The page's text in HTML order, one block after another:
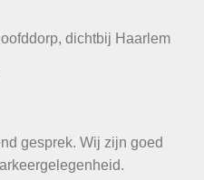
dichtbij Haarlem
gesprek. Wij zijn goed